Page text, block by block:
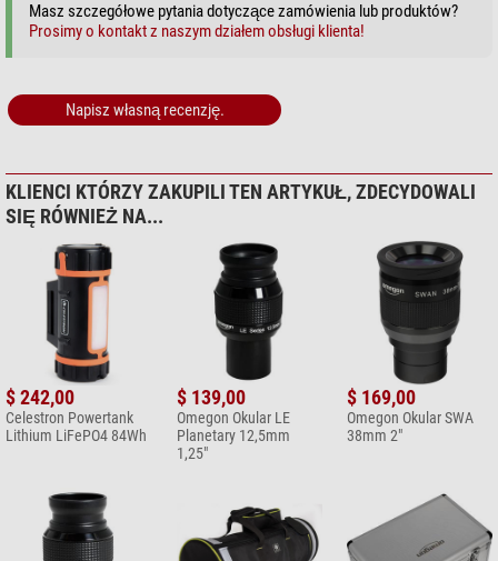
Masz szczegółowe pytania dotyczące zamówienia lub produktów?
Prosimy o kontakt z naszym działem obsługi klienta!
Napisz własną recenzję.
KLIENCI KTÓRZY ZAKUPILI TEN ARTYKUŁ, ZDECYDOWALI
SIĘ RÓWNIEŻ NA...
$ 242,00
Celestron Powertank
Lithium LiFePO4 84Wh
$ 139,00
Omegon Okular LE
Planetary 12,5mm
1,25"
$ 169,00
Omegon Okular SWA
38mm 2"